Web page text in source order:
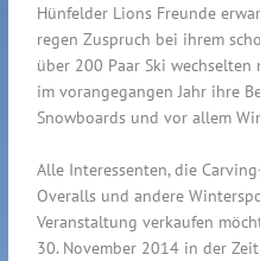
Hünfelder Lions Freunde
regen Zuspruch bei ihrem
über 200 Paar Ski
im vorangegangen Jahr ihre
Snowboards und vor allem
Alle Interessenten, die
Overalls und andere
Veranstaltung verkaufen
30. November 2014 in der